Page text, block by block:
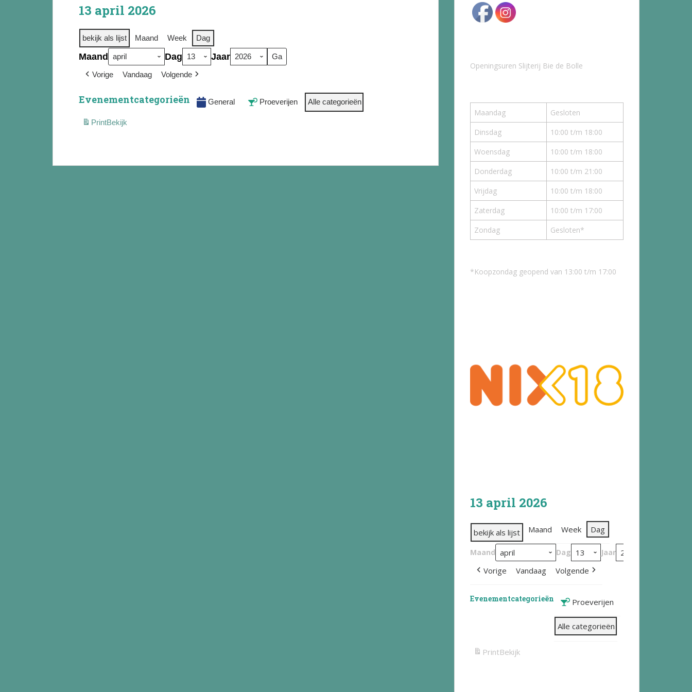
13 april 2026
bekijk als lijst Maand Week Dag
Maand Dag Jaar
Vorige Vandaag Volgende
Evenementcategorieën General Proeverijen Alle categorieën
PrintBekijk
Openingsuren Slijterij Bie de Bolle
Maandag
Gesloten
Dinsdag
10:00 t/m 18:00
Woensdag
10:00 t/m 18:00
Donderdag
10:00 t/m 21:00
Vrijdag
10:00 t/m 18:00
Zaterdag
10:00 t/m 17:00
Zondag
Gesloten*
*Koopzondag geopend van 13:00 t/m 17:00
13 april 2026
bekijk als lijst Maand Week Dag
Maand Dag Jaar
Vorige Vandaag Volgende
Evenementcategorieën Proeverijen
Alle categorieën
PrintBekijk